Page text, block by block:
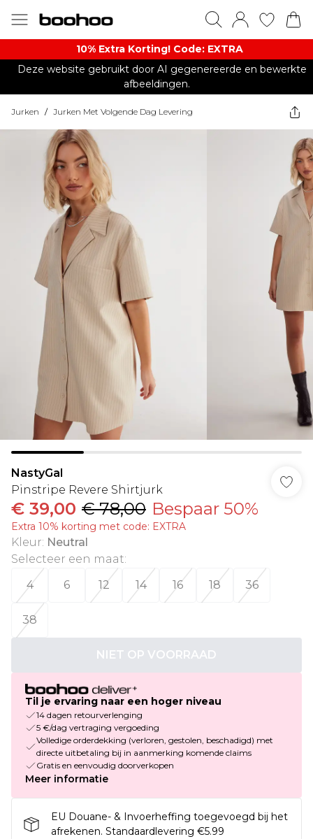
10% Extra Korting! Code: EXTRA​
Deze website gebruikt door AI gegenereerde en bewerkte
afbeeldingen.
Jurken / Jurken Met Volgende Dag Levering
NastyGal
Pinstripe Revere Shirtjurk
€ 39,00 € 78,00 Bespaar 50%
Extra 10% korting met code: EXTRA
Kleur: Neutral
Selecteer een maat:
4
6 12 14 16 18 36
38
NIET OP VOORRAAD
Til je ervaring naar een hoger niveau
14 dagen retourverlenging
5 €/dag vertraging vergoeding
Volledige orderdekking (verloren, gestolen, beschadigd) met
directe uitbetaling bij in aanmerking komende claims
Gratis en eenvoudig doorverkopen
Meer informatie
EU Douane- & Invoerheffing toegevoegd bij het
afrekenen. Standaardlevering €5.99